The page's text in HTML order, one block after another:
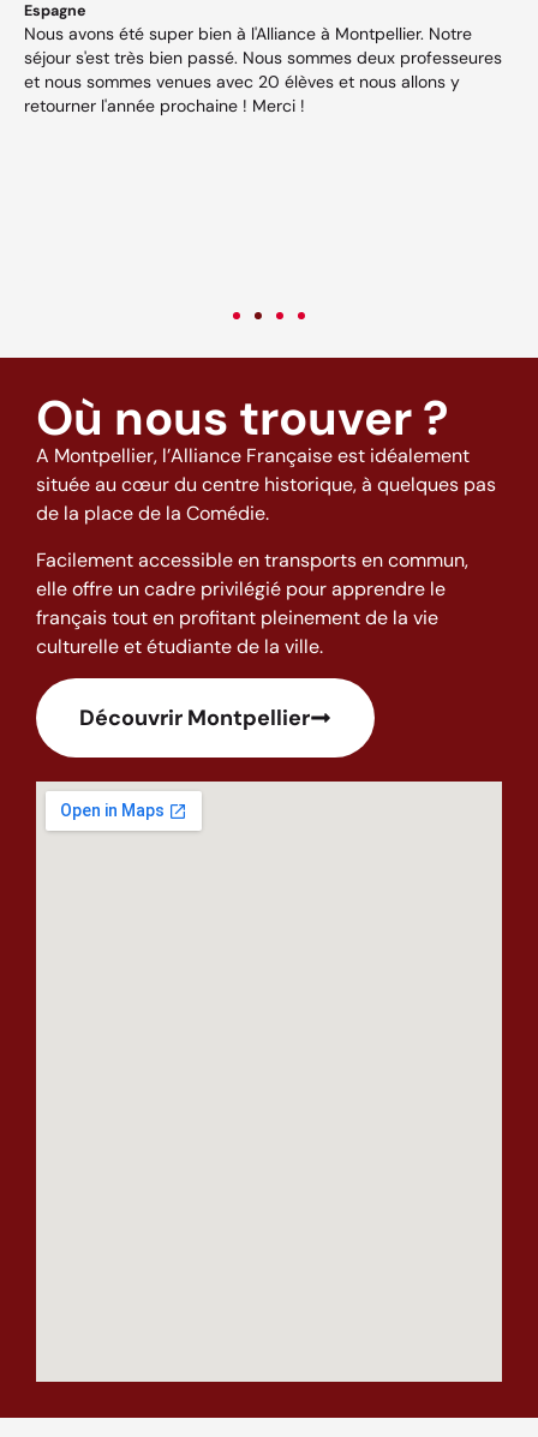
Espagne
Nous avons été super bien à l'Alliance à Montpellier. Notre
séjour s'est très bien passé. Nous sommes deux professeures
et nous sommes venues avec 20 élèves et nous allons y
retourner l'année prochaine ! Merci !
Où nous trouver ?
A Montpellier, l’Alliance Française est idéalement
située au cœur du centre historique, à quelques pas
de la place de la Comédie.
Facilement accessible en transports en commun,
elle offre un cadre privilégié pour apprendre le
français tout en profitant pleinement de la vie
culturelle et étudiante de la ville.
Découvrir Montpellier